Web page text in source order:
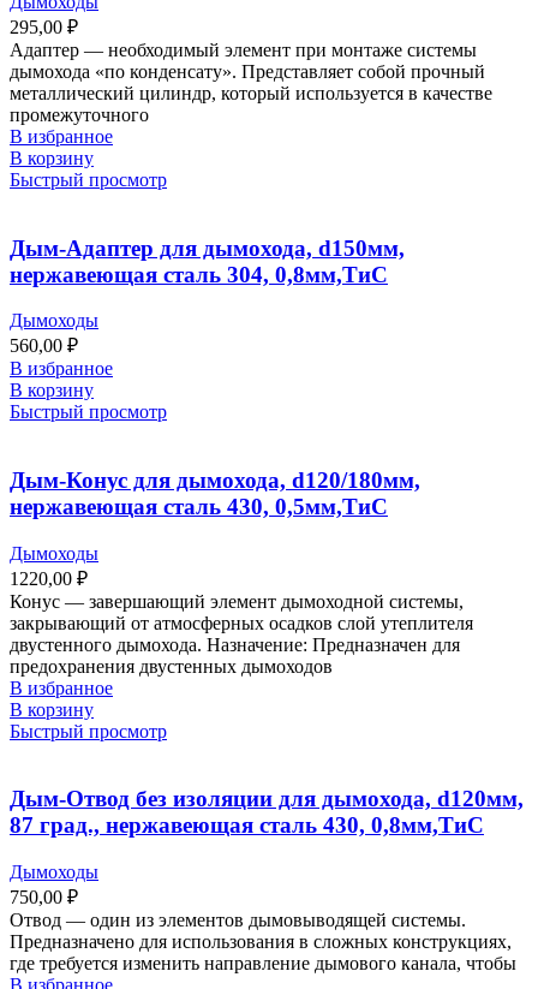
295,00 ₽
Адаптер ― необходимый элемент при монтаже системы
дымохода «по конденсату». Представляет собой прочный
металлический цилиндр, который используется в качестве
промежуточного
В избранное
В корзину
Быстрый просмотр
Дым-Адаптер для дымохода, d150мм,
нержавеющая сталь 304, 0,8мм,ТиС
Дымоходы
560,00 ₽
В избранное
В корзину
Быстрый просмотр
Дым-Конус для дымохода, d120/180мм,
нержавеющая сталь 430, 0,5мм,ТиС
Дымоходы
1220,00 ₽
Конус ― завершающий элемент дымоходной системы,
закрывающий от атмосферных осадков слой утеплителя
двустенного дымохода. Назначение: Предназначен для
предохранения двустенных дымоходов
В избранное
В корзину
Быстрый просмотр
Дым-Отвод без изоляции для дымохода, d120мм,
87 град., нержавеющая сталь 430, 0,8мм,ТиС
Дымоходы
750,00 ₽
Отвод ― один из элементов дымовыводящей системы.
Предназначено для использования в сложных конструкциях,
где требуется изменить направление дымового канала, чтобы